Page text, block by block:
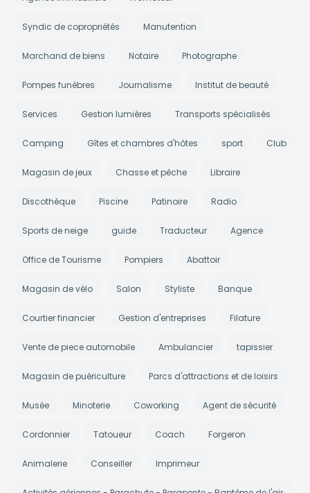
Syndic de copropriétés Manutention
Marchand de biens Notaire Photographe
Pompes funèbres Journalisme Institut de beauté
Services Gestion lumières Transports spécialisés
Camping Gîtes et chambres d'hôtes sport Club
Magasin de jeux Chasse et pêche Libraire
Discothèque Piscine Patinoire Radio
Sports de neige guide Traducteur Agence
Office de Tourisme Pompiers Abattoir
Magasin de vélo Salon Styliste Banque
Courtier financier Gestion d'entreprises Filature
Vente de piece automobile Ambulancier tapissier
Magasin de puériculture Parcs d'attractions et de loisirs
Musée Minoterie Coworking Agent de sécurité
Cordonnier Tatoueur Coach Forgeron
Animalerie Conseiller Imprimeur